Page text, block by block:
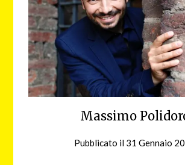
Massimo
Pubblicato il 31 Gennaio